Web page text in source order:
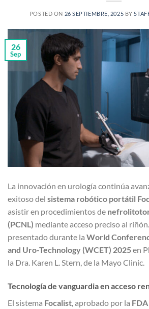
POSTED ON 26 SEPTIEMBRE, 2025 BY
26
Sep
La innovación en urología continúa
exitoso del sistema robótico portátil
asistir en procedimientos de
(PCNL) mediante acceso preciso al
presentado durante la World
and Uro-Technology (WCET) 2025en
la Dra. Karen L. Stern, de la Mayo Clinic.
Tecnología de vanguardia en acceso
El sistema Focalist , aprobado por la